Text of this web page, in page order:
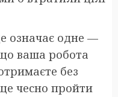
означає одне —
ваша робота
без
чесно пройти